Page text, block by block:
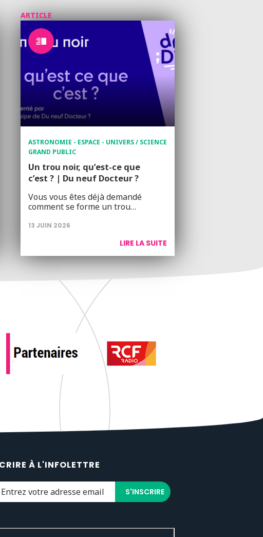
ARTICLE
ASTRONOMIE - ESPACE - UNIVERS / SCIENCE
GRAND PUBLIC
Un trou noir, qu’est-ce que
c’est ? | Du neuf Docteur ?
Vous vous êtes déjà demandé
comment se forme un trou…
13 JUIN 2026
LIRE LA SUITE
À L'INFOLETTRE